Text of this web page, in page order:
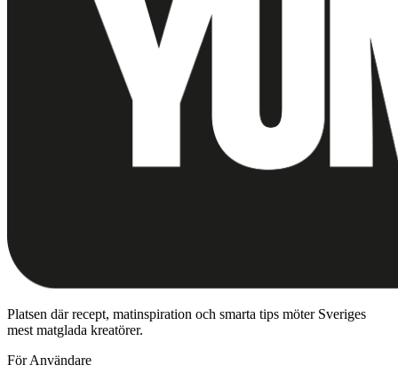
Platsen där recept, matinspiration och smarta tips möter Sveriges
mest matglada kreatörer.
För Användare